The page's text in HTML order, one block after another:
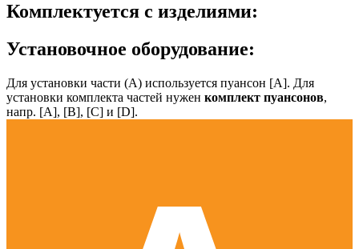
Комплектуется с изделиями:
Установочное оборудование:
Для установки части (А) используется пуансон [А]. Для
установки комплекта частей нужен комплект пуансонов,
напр. [А], [B], [С] и [D].